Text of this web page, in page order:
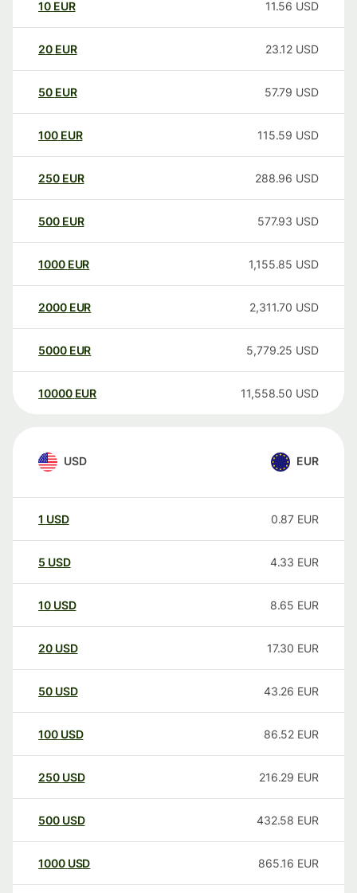
10 EUR 11.56 USD
20 EUR 23.12 USD
50 EUR 57.79 USD
100 EUR 115.59 USD
250 EUR 288.96 USD
500 EUR 577.93 USD
1000 EUR 1,155.85 USD
2000 EUR 2,311.70 USD
5000 EUR 5,779.25 USD
10000 EUR 11,558.50 USD
USD EUR
1 USD 0.87 EUR
5 USD 4.33 EUR
10 USD 8.65 EUR
20 USD 17.30 EUR
50 USD 43.26 EUR
100 USD 86.52 EUR
250 USD 216.29 EUR
500 USD 432.58 EUR
1000 USD 865.16 EUR